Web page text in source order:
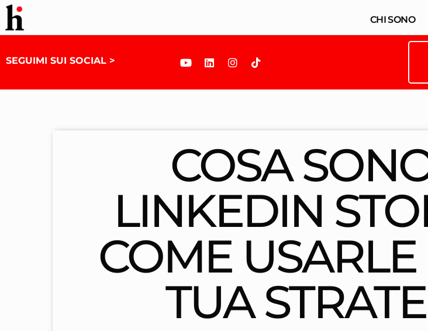
CHI SONO
SEGUIMI SUI SOCIAL >
COSA
LINKEDIN
COME
TUA